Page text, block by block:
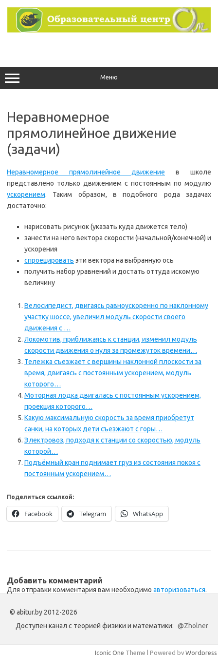
содержимому
Меню
Неравномерное
прямолинейное движение
(задачи)
Неравномерное прямолинейное движение в школе
представлено только движением с постоянным по модулю
ускорением. Таким образом, в подобного рода задачах
достаточно:
нарисовать рисунок (указать куда движется тело)
занести на него вектора скорости (начальной/конечной) и
ускорения
спроецировать эти вектора на выбранную ось
получить набор уравнений и достать оттуда искомую
величину
Велосипедист, двигаясь равноускоренно по наклонному
участку шоссе, увеличил модуль скорости своего
движения с …
Локомотив, приближаясь к станции, изменил модуль
скорости движения о нуля за промежуток времени…
Тележка съезжает с вершины наклонной плоскости за
время, двигаясь с постоянным ускорением, модуль
которого…
Моторная лодка двигалась с постоянным ускорением,
проекция которого…
Какую максимальную скорость за время приобретут
санки, на которых дети съезжают с горы…
Электровоз, подходя к станции со скоростью, модуль
которой…
Подъёмный кран поднимает груз из состояния покоя с
постоянным ускорением…
Поделиться ссылкой:
Facebook Telegram WhatsApp
Добавить комментарий
Для отправки комментария вам необходимо авторизоваться.
© abitur.by 2012-2026
Доступен канал с теорией физики и математики: @Zholner
Iconic One Theme | Powered by Wordpress